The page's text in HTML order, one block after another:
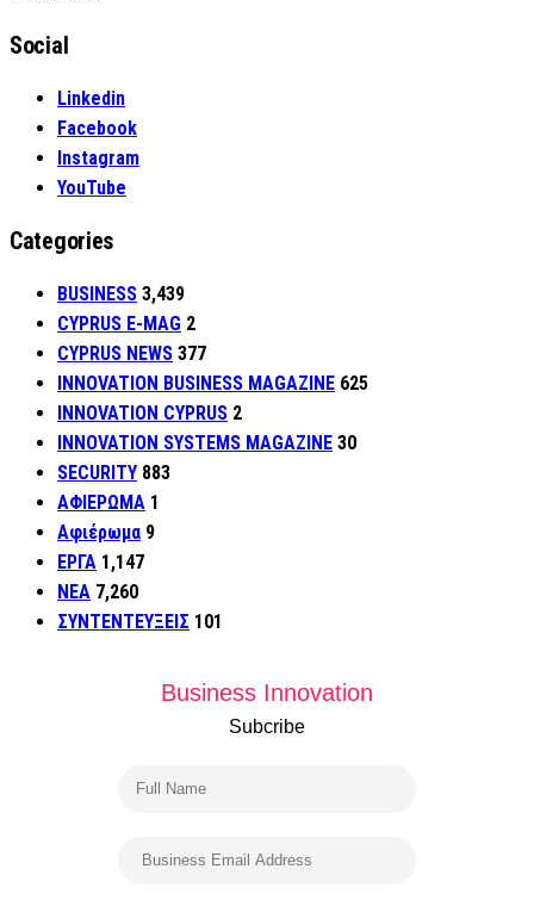
Social
Linkedin
Facebook
Instagram
YouTube
Categories
BUSINESS 3,439
CYPRUS E-MAG 2
CYPRUS NEWS 377
INNOVATION BUSINESS MAGAZINE 625
INNOVATION CYPRUS 2
INNOVATION SYSTEMS MAGAZINE 30
SECURITY 883
ΑΦΙΕΡΩΜΑ 1
Αφιέρωμα 9
ΕΡΓΑ 1,147
ΝΕΑ 7,260
ΣΥΝΤΕΝΤΕΥΞΕΙΣ 101
Business Innovation
Subcribe